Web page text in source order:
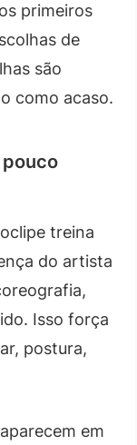
primeiros
de
são
como acaso.
treina
do artista
Isso força
postura,
em